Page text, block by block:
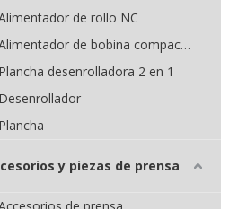
de rollo NC
Alimentador de bobina compacto 3 en 1
Plancha desenrolladora 2 en 1
Desenrollador
Plancha
y piezas de prensa